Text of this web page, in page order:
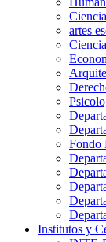
artes
Fondo
Institutos y